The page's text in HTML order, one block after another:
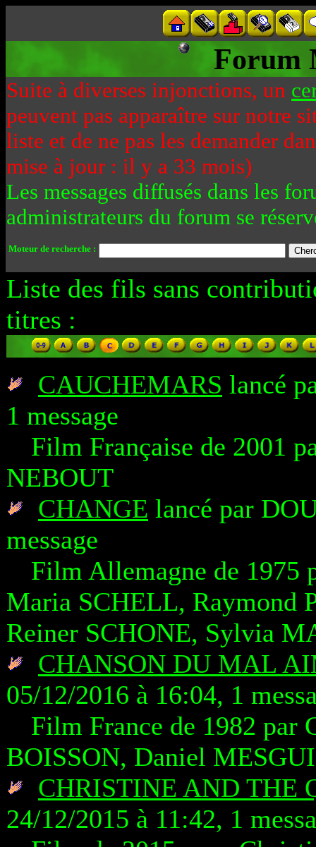
Forum
Suite à diverses injonctions, un
peuvent pas apparaître sur notre
liste et de ne pas les demander
mise à jour : il y a 33 mois)
Les messages diffusés dans les
administrateurs du forum se
Moteur de recherche :
Liste des fils sans
titres :
CAUCHEMARS lancé
1 message
Film Française de 2001
NEBOUT
CHANGE lancé par
message
Film Allemagne de 1975
Maria SCHELL, Raymond
Reiner SCHONE, Sylvia
CHANSON DU MAL
05/12/2016 à 16:04, 1
Film France de 1982 par
BOISSON, Daniel
CHRISTINE AND THE
24/12/2015 à 11:42, 1